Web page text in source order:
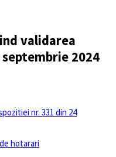
validarea
2024
nr. 331 din 24
hotarari